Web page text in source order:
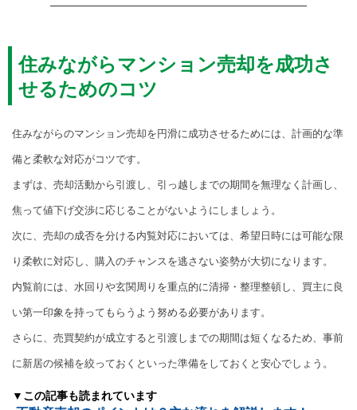
住みながらマンション売却を成功さ
せるためのコツ
住みながらのマンション売却を円滑に成功させるためには、計画的な準
備と柔軟な対応がコツです。
まずは、売却活動から引渡し、引っ越しまでの期間を無理なく計画し、
焦って値下げ交渉に応じることがないようにしましょう。
次に、売却の成否を分ける内覧対応においては、希望日時には可能な限
り柔軟に対応し、購入のチャンスを逃さない姿勢が大切になります。
内覧前には、水回りや玄関周りを重点的に清掃・整理整頓し、買主に良
い第一印象を持ってもらうよう努める必要があります。
さらに、売買契約が成立すると引渡しまでの期間は短くなるため、事前
に新居の候補を絞っておくといった準備をしておくと安心でしょう。
▼この記事も読まれています